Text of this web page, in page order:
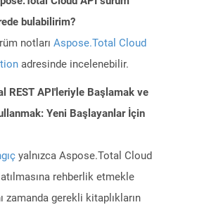
bulabilirim?
notları Aspose.Total Cloud
adresinde incelenebilir.
REST API'leriyle Başlamak ve
Yeni Başlayanlar İçin
yalnızca Aspose.Total Cloud
rehberlik etmekle
zamanda gerekli kitaplıkların